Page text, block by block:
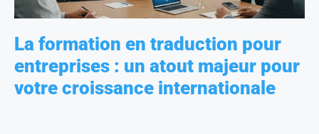
La formation en traduction pour
entreprises : un atout majeur pour
votre croissance internationale